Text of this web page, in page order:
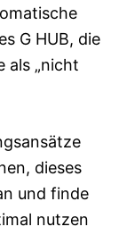
G HUB, die
als „nicht
dieses
und finde
nutzen